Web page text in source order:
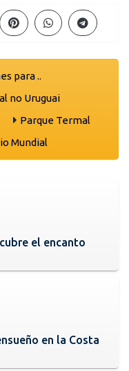
para ..
no Uruguai
Parque Termal
Mundial
el encanto
en la Costa